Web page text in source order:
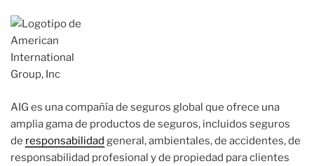
AIG es una compañía de seguros global que ofrece una
amplia gama de productos de seguros, incluidos seguros
de responsabilidad general, ambientales, de accidentes, de
responsabilidad profesional y de propiedad para clientes